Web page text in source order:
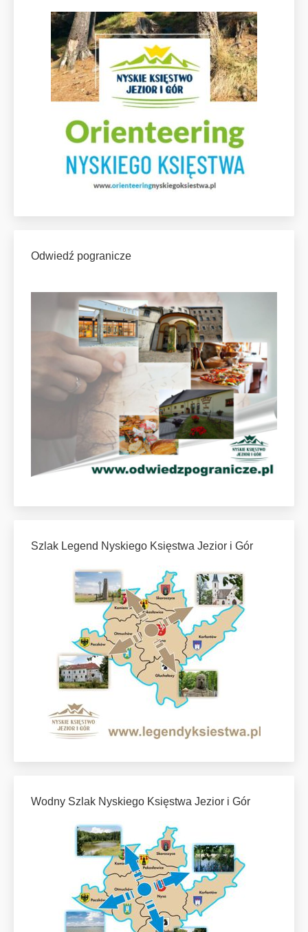
Odwiedź pogranicze
Szlak Legend Nyskiego Księstwa Jezior i Gór
Wodny Szlak Nyskiego Księstwa Jezior i Gór